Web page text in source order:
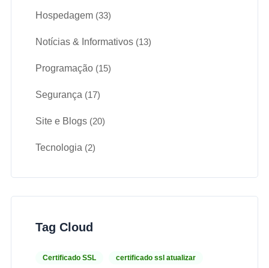
Hospedagem (33)
Notícias & Informativos (13)
Programação (15)
Segurança (17)
Site e Blogs (20)
Tecnologia (2)
Tag Cloud
Certificado SSL certificado ssl atualizar